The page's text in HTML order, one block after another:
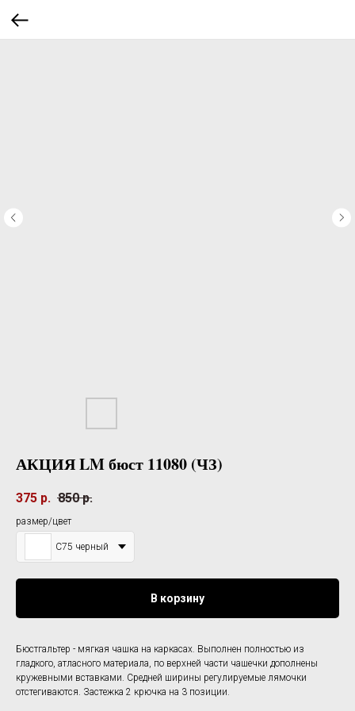
АКЦИЯ LM бюст 11080 (ЧЗ)
375 р. 850 р.
размер/цвет
С75 черный
В корзину
Бюстгальтер - мягкая чашка на каркасах. Выполнен полностью из
гладкого, атласного материала, по верхней части чашечки дополнены
кружевными вставками. Средней ширины регулируемые лямочки
отстегиваются. Застежка 2 крючка на 3 позиции.